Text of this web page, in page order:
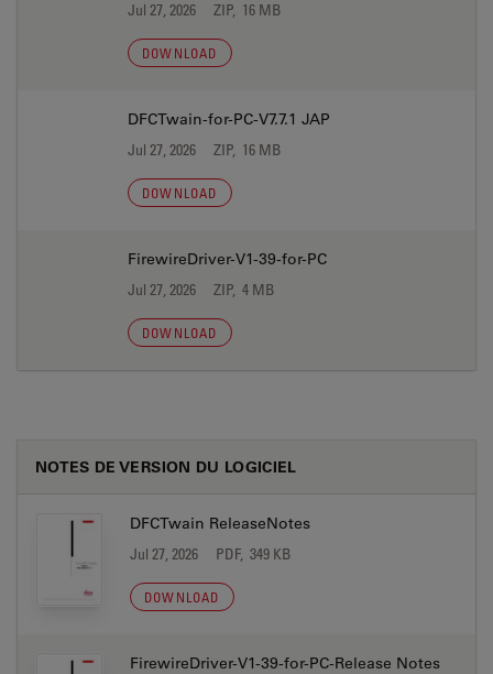
Jul 27, 2026 ZIP, 16 MB
DOWNLOAD
DFCTwain-for-PC-V7.7.1 JAP
Jul 27, 2026 ZIP, 16 MB
DOWNLOAD
FirewireDriver-V1-39-for-PC
Jul 27, 2026 ZIP, 4 MB
DOWNLOAD
NOTES DE VERSION DU LOGICIEL
DFCTwain ReleaseNotes
Jul 27, 2026 PDF, 349 KB
DOWNLOAD
FirewireDriver-V1-39-for-PC-Release Notes